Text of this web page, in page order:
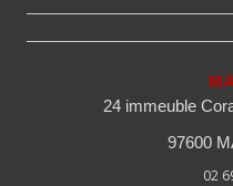
24 immeuble
97600
02